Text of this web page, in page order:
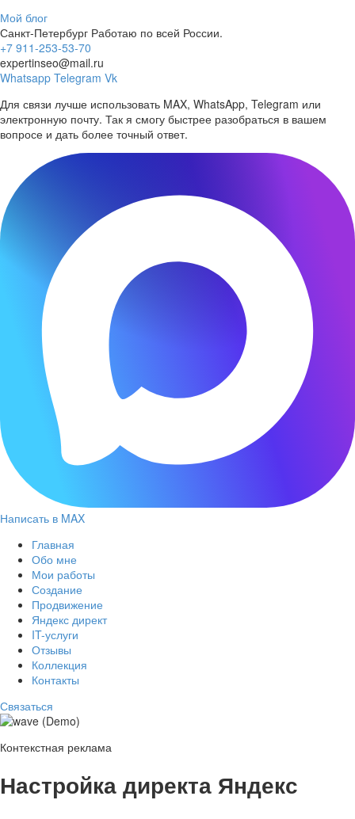
Мой блог
Санкт-Петербург Работаю по всей России.
+7 911-253-53-70
expertinseo@mail.ru
Whatsapp Telegram Vk
Для связи лучше использовать MAX, WhatsApp, Telegram или
электронную почту. Так я смогу быстрее разобраться в вашем
вопросе и дать более точный ответ.
Написать в MAX
Главная
Обо мне
Мои работы
Создание
Продвижение
Яндекс директ
IT-услуги
Отзывы
Коллекция
Контакты
Связаться
Контекстная реклама
Настройка директа Яндекс